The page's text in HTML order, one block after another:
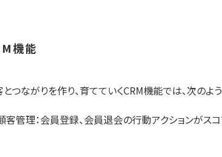
機能
つながりを作り、育てていくCRM機能では、次のよ
客管理：会員登録、会員退会の行動アクションがス